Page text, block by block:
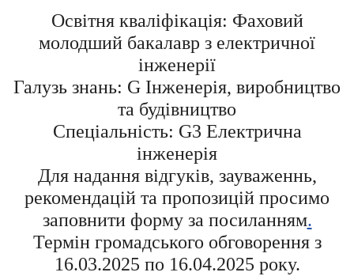
Освітня кваліфікація: Фаховий
молодший бакалавр з електричної
інженерії
Галузь знань: G Інженерія, виробництво
та будівництво
Спеціальність: G3 Електрична
інженерія
Для надання відгуків, зауваженнь,
рекомендацій та пропозицій просимо
заповнити форму за посиланням.
Термін громадського обговорення з
16.03.2025 по 16.04.2025 року.